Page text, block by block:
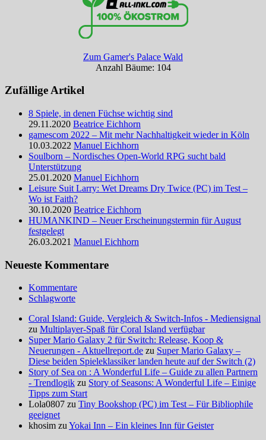
Zum Gamer's Palace Wald
Anzahl Bäume: 104
Zufällige Artikel
8 Spiele, in denen Füchse wichtig sind
29.11.2020 Beatrice Eichhorn
gamescom 2022 – Mit mehr Nachhaltigkeit wieder in Köln
10.03.2022 Manuel Eichhorn
Soulborn – Nordisches Open-World RPG sucht bald
Unterstützung
25.01.2020 Manuel Eichhorn
Leisure Suit Larry: Wet Dreams Dry Twice (PC) im Test –
Wo ist Faith?
30.10.2020 Beatrice Eichhorn
HUMANKIND – Neuer Erscheinungstermin für August
festgelegt
26.03.2021 Manuel Eichhorn
Neueste Kommentare
Kommentare
Schlagworte
Coral Island: Guide, Vergleich & Switch-Infos - Mediensignal
zu Multiplayer-Spaß für Coral Island verfügbar
Super Mario Galaxy 2 für Switch: Release, Koop &
Neuerungen - Aktuellreport.de zu Super Mario Galaxy –
Diese beiden Spieleklassiker landen heute auf der Switch (2)
Story of Sea on : A Wonderful Life – Guide zu allen Partnern
- Trendlogik zu Story of Seasons: A Wonderful Life – Einige
Tipps zum Start
Lola0807 zu Tiny Bookshop (PC) im Test – Für Bibliophile
geeignet
khosim zuYokai Inn – Ein kleines Inn für Geister